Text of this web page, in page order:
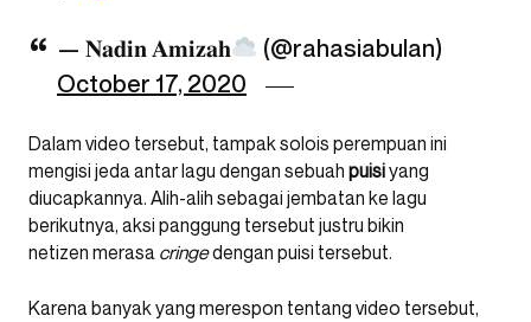
— 𝐍𝐚𝐝𝐢𝐧 𝐀𝐦𝐢𝐳𝐚𝐡
(@rahasiabulan)
October 17, 2020
Dalam video tersebut, tampak solois perempuan ini
mengisi jeda antar lagu dengan sebuah puisiyang
diucapkannya. Alih-alih sebagai jembatan ke lagu
berikutnya, aksi panggung tersebut justru bikin
netizen merasa cringedengan puisi tersebut.
Karena banyak yang merespon tentang video tersebut,